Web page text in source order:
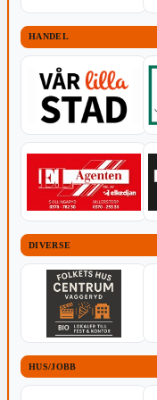
HANDEL
DIVERSE
HUS/JOBB